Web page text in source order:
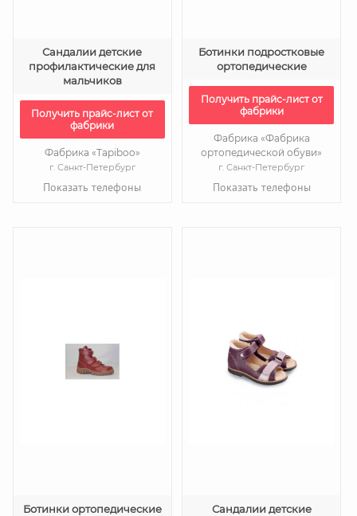
Сандалии детские
профилактические для
мальчиков
Получить прайс-лист от
фабрики
Фабрика «Tapiboo»
г. Санкт-Петербург
Показать телефоны
Ботинки подростковые
ортопедические
Получить прайс-лист от
фабрики
Фабрика «Фабрика
ортопедической обуви»
г. Санкт-Петербург
Показать телефоны
Ботинки ортопедические
Сандалии детские